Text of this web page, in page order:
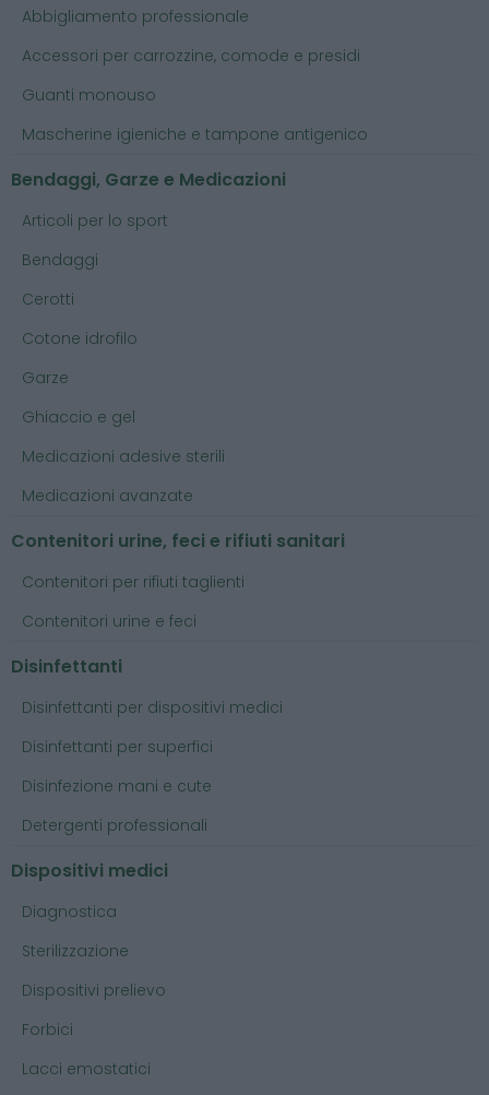
Abbigliamento professionale
Accessori per carrozzine, comode e presidi
Guanti monouso
Mascherine igieniche e tampone antigenico
Bendaggi, Garze e Medicazioni
Articoli per lo sport
Bendaggi
Cerotti
Cotone idrofilo
Garze
Ghiaccio e gel
Medicazioni adesive sterili
Medicazioni avanzate
Contenitori urine, feci e rifiuti sanitari
Contenitori per rifiuti taglienti
Contenitori urine e feci
Disinfettanti
Disinfettanti per dispositivi medici
Disinfettanti per superfici
Disinfezione mani e cute
Detergenti professionali
Dispositivi medici
Diagnostica
Sterilizzazione
Dispositivi prelievo
Forbici
Lacci emostatici